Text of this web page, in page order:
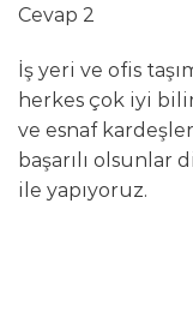
Cevap 2
İş yeri ve ofis
herkes çok iyi
ve esnaf
başarılı olsunlar
ile yapıyoruz.